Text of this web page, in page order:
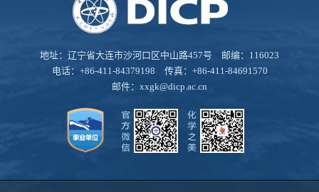
地址：辽宁省大连市沙河口区中山路457号 邮编：116023
电话：+86-411-84379198 传真：+86-411-84691570
邮件： xxgk@dicp.ac.cn